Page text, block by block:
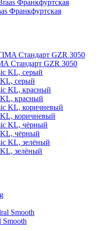
Франкфуртская
Стандарт GZR 3050
KL, серый
KL, красный
KL, коричневый
KL, чёрный
зелёный